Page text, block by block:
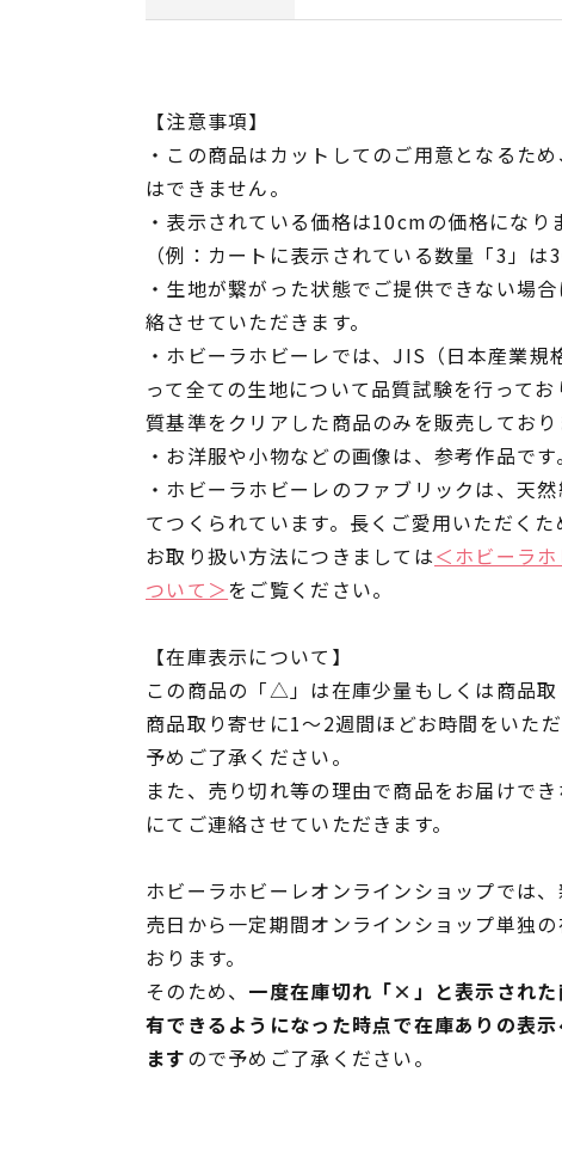
【注意事項】
・この商品はカットしてのご用意となるた
はできません。
・表示されている価格は10cmの価格になり
（例：カートに表示されている数量「3」は
・生地が繋がった状態でご提供できない場
絡させていただきます。
・ホビーラホビーレでは、JIS（日本産業規
って全ての生地について品質試験を行って
質基準をクリアした商品のみを販売しており
・お洋服や小物などの画像は、参考作品です。
・ホビーラホビーレのファブリックは、天
てつくられています。長くご愛用いただくた
お取り扱い方法につきましては＜ホビーラ
ついて＞をご覧ください。
【在庫表示について】
この商品の「△」は在庫少量もしくは商品取
商品取り寄せに1～2週間ほどお時間をいた
予めご了承ください。
また、売り切れ等の理由で商品をお届けで
にてご連絡させていただきます。
ホビーラホビーレオンラインショップでは
売日から一定期間オンラインショップ単独
おります。
そのため、 一度在庫切れ「×」と表示され
有できるようになった時点で在庫ありの表
ますので予めご了承ください。